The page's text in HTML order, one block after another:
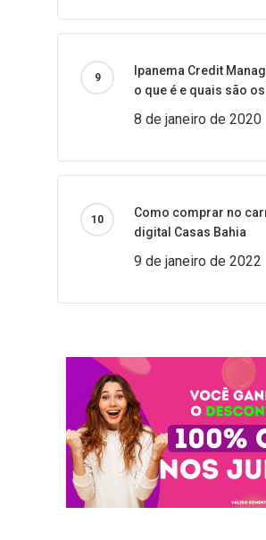
Ipanema Credit
o que é e quais são os
8 de janeiro de 2020
Como comprar no
digital Casas Bahia
9 de janeiro de 2022